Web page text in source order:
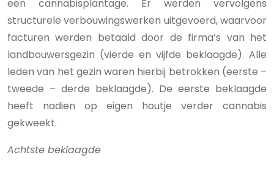
een cannabisplantage. Er werden vervolgens
structurele verbouwingswerken uitgevoerd, waarvoor
facturen werden betaald door de firma’s van het
landbouwersgezin (vierde en vijfde beklaagde). Alle
leden van het gezin waren hierbij betrokken (eerste –
tweede – derde beklaagde). De eerste beklaagde
heeft nadien op eigen houtje verder cannabis
gekweekt.
Achtste beklaagde